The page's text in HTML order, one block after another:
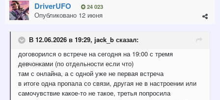
DriverUFO 24 023
Опубликовано 12 июня
В 12.06.2026 в 19:29, jack_b сказал:
договорился о встрече на сегодня на 19:00 с тремя
девчонками (по отдельности если что)
там с онлайна, а с одной уже не первая встреча
в итоге одна пропала со связи, другая не в настроении или
самочувствие какое-то не такое, третья попросила